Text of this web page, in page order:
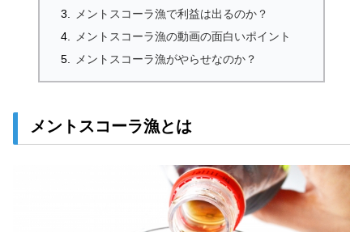
メントスコーラ漁で利益は出るのか？
メントスコーラ漁の動画の面白いポイント
メントスコーラ漁がやらせなのか？
メントスコーラ漁とは